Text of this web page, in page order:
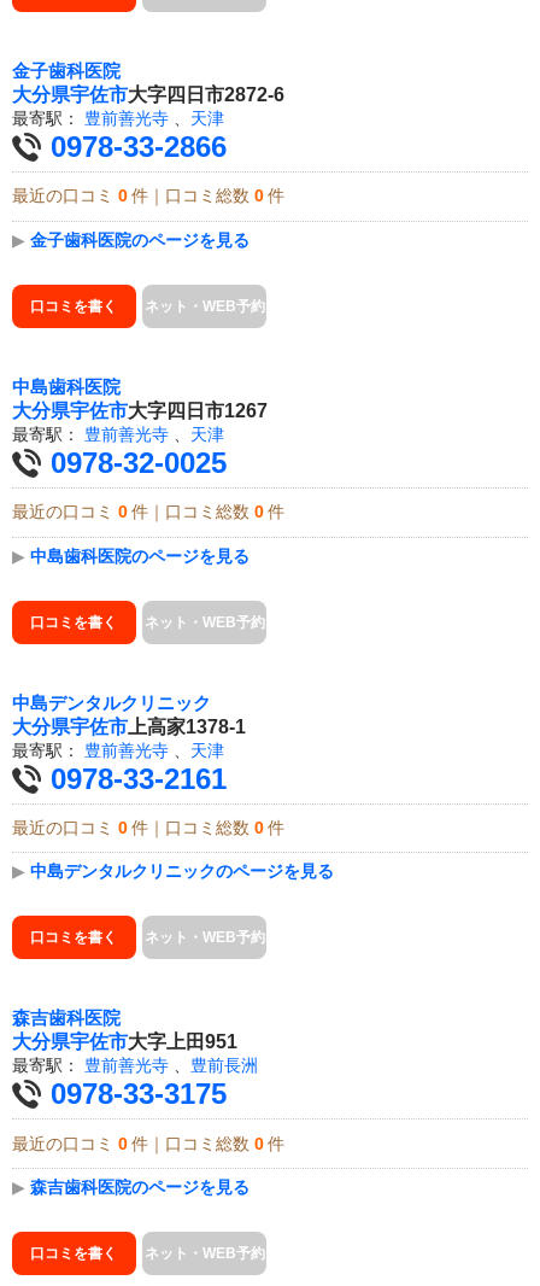
金子歯科医院
大分県宇佐市大字四日市2872-6
最寄駅： 豊前善光寺 天津
0978-33-2866
最近の口コミ 0 件｜口コミ総数 0 件
▶ 金子歯科医院のページを見る
口コミを書く ネット・WEB予約
中島歯科医院
大分県宇佐市大字四日市1267
最寄駅： 豊前善光寺 天津
0978-32-0025
最近の口コミ 0 件｜口コミ総数 0 件
▶ 中島歯科医院のページを見る
口コミを書く ネット・WEB予約
中島デンタルクリニック
大分県宇佐市 上高家1378-1
最寄駅： 豊前善光寺 天津
0978-33-2161
最近の口コミ 0 件｜口コミ総数 0 件
▶ 中島デンタルクリニックのページを見る
口コミを書く ネット・WEB予約
森吉歯科医院
大分県宇佐市大字上田951
最寄駅： 豊前善光寺 、 豊前長洲
0978-33-3175
最近の口コミ 0 件｜口コミ総数 0 件
▶ 森吉歯科医院のページを見る
口コミを書く ネット・WEB予約